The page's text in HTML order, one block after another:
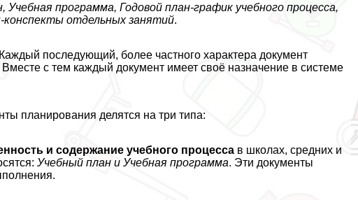
Учебная программа, Годовой план-график учебного процесса,
отдельных занятий.
последующий, более частного хаpaктера документ
с тем каждый документ имеет своё назначение в системе
планирования делятся на три типа:
и содержание учебного процесса в школах, средних и
Учебный план и Учебная программа. Эти документы